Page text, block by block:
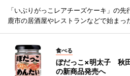
「いぶりがっこレアチーズケーキ」の
鹿市の居酒屋やレストランなどで始まっ
食べる
ぼだっこ×明太子 秋
の新商品発売へ